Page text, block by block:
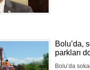
Bolu’da,
parkları
Bolu’da